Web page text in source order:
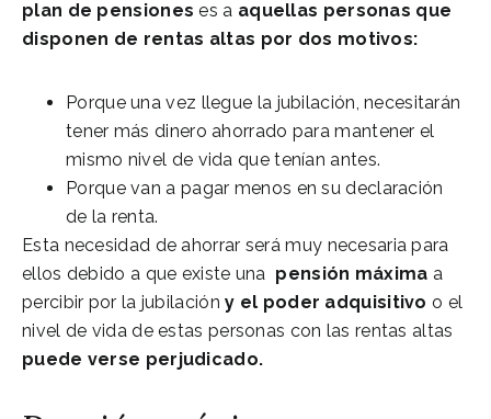
plan de pensiones es a aquellas personas que
disponen de rentas altas por dos motivos:
Porque una vez llegue la jubilación, necesitarán
tener más dinero ahorrado para mantener el
mismo nivel de vida que tenían antes.
Porque van a pagar menos en su declaración
de la renta.
Esta necesidad de ahorrar será muy necesaria para
ellos debido a que existe una pensión máxima a
percibir por la jubilación y el poder adquisitivo o el
nivel de vida de estas personas con las rentas altas
puede verse perjudicado.